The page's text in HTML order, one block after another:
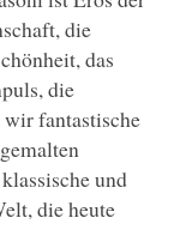
die
das
die
fantastische
und
die heute